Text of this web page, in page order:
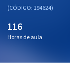
(CÓDIGO: 194624)
116
Horas de aula